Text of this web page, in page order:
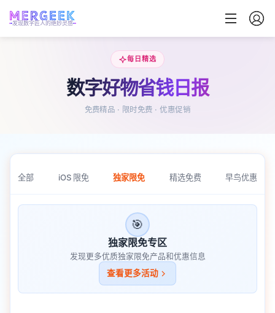
发现数字匠人的绝妙灵感
每日精选
数字好物省钱日报
免费精品 · 限时免费 · 优惠促销
全部 iOS 限免 独家限免 精选免费 早鸟优惠
🎯
独家限免专区
发现更多优质独家限免产品和优惠信息
查看更多活动